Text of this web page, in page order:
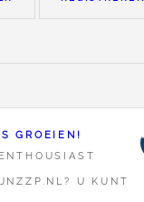
GROEIEN!
U KUNT